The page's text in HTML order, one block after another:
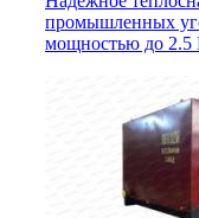
промышленных
мощностью до